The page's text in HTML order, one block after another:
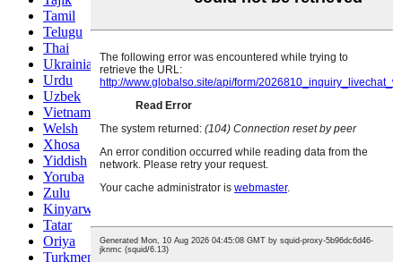
Tamil
Telugu
Thai
Ukrainian
Urdu
Uzbek
Vietnamese
Welsh
Xhosa
Yiddish
Yoruba
Zulu
Kinyarwanda
Tatar
Oriya
Turkmen